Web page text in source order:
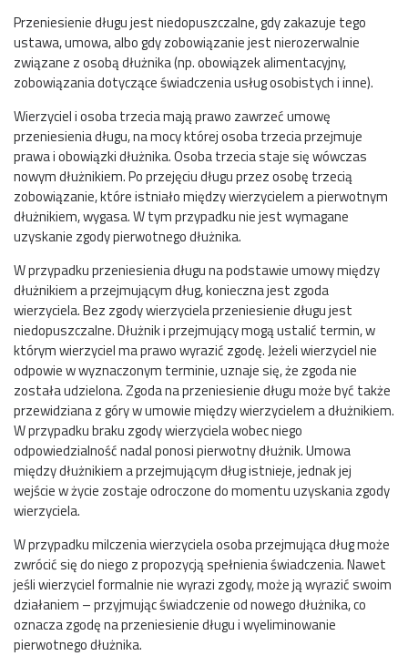
Przeniesienie długu jest niedopuszczalne, gdy zakazuje tego
ustawa, umowa, albo gdy zobowiązanie jest nierozerwalnie
związane z osobą dłużnika (np. obowiązek alimentacyjny,
zobowiązania dotyczące świadczenia usług osobistych i inne).
Wierzyciel i osoba trzecia mają prawo zawrzeć umowę
przeniesienia długu, na mocy której osoba trzecia przejmuje
prawa i obowiązki dłużnika. Osoba trzecia staje się wówczas
nowym dłużnikiem. Po przejęciu długu przez osobę trzecią
zobowiązanie, które istniało między wierzycielem a pierwotnym
dłużnikiem, wygasa. W tym przypadku nie jest wymagane
uzyskanie zgody pierwotnego dłużnika.
W przypadku przeniesienia długu na podstawie umowy między
dłużnikiem a przejmującym dług, konieczna jest zgoda
wierzyciela. Bez zgody wierzyciela przeniesienie długu jest
niedopuszczalne. Dłużnik i przejmujący mogą ustalić termin, w
którym wierzyciel ma prawo wyrazić zgodę. Jeżeli wierzyciel nie
odpowie w wyznaczonym terminie, uznaje się, że zgoda nie
została udzielona. Zgoda na przeniesienie długu może być także
przewidziana z góry w umowie między wierzycielem a dłużnikiem.
W przypadku braku zgody wierzyciela wobec niego
odpowiedzialność nadal ponosi pierwotny dłużnik. Umowa
między dłużnikiem a przejmującym dług istnieje, jednak jej
wejście w życie zostaje odroczone do momentu uzyskania zgody
wierzyciela.
W przypadku milczenia wierzyciela osoba przejmująca dług może
zwrócić się do niego z propozycją spełnienia świadczenia. Nawet
jeśli wierzyciel formalnie nie wyrazi zgody, może ją wyrazić swoim
działaniem – przyjmując świadczenie od nowego dłużnika, co
oznacza zgodę na przeniesienie długu i wyeliminowanie
pierwotnego dłużnika.